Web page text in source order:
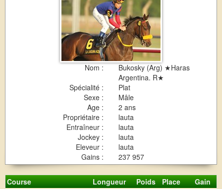
Nom :
Bukosky (Arg) ★Haras
Argentina. R★
Spécialité :
Plat
Sexe :
Mâle
Age :
2 ans
Propriétaire :
lauta
Entraîneur :
lauta
Jockey :
lauta
Eleveur :
lauta
Gains :
237 957
Course Longueur Poids Place
Gain